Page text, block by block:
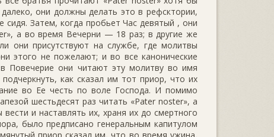
они должны делать это в рефсктории,
Затем, когда пробьет Час девятый , они
a во время Вечерни — 18 раз; в другие же
они присутствуют на службе, где молитвы
этого не пожелают; и во все канонические
Повечерие они читают эту молитву во имя
как сказал им тот приор, что их
во Ее честь по воле Господа. И помимо
шестьдесят раз читать «Pater noster», a
и наставлять их, храня их до смертного
было предписано генеральным капитулом